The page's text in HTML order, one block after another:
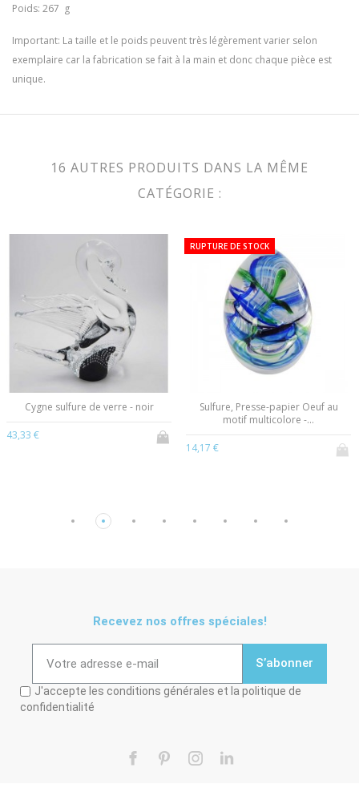
Poids: 267 g
Important: La taille et le poids peuvent très légèrement varier selon
exemplaire car la fabrication se fait à la main et donc chaque pièce est
unique.
16 AUTRES PRODUITS DANS LA MÊME
CATÉGORIE :
Cygne sulfure de verre - noir
43,33 €
RUPTURE DE STOCK
Sulfure, Presse-papier Oeuf au
motif multicolore -...
14,17 €
Recevez nos offres spéciales!
S’abonner
J'accepte les conditions générales et la politique de
confidentialité
Facebook
Pinterest
Instagram
LinkedIn